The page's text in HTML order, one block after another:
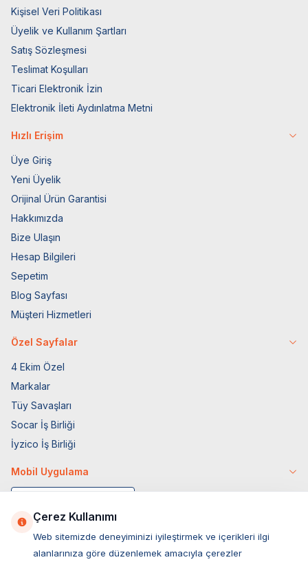
Kişisel Veri Politikası
Üyelik ve Kullanım Şartları
Satış Sözleşmesi
Teslimat Koşulları
Ticari Elektronik İzin
Elektronik İleti Aydınlatma Metni
Hızlı Erişim
Üye Giriş
Yeni Üyelik
Orijinal Ürün Garantisi
Hakkımızda
Bize Ulaşın
Hesap Bilgileri
Sepetim
Blog Sayfası
Müşteri Hizmetleri
Özel Sayfalar
4 Ekim Özel
Markalar
Tüy Savaşları
Socar İş Birliği
İyzico İş Birliği
Mobil Uygulama
Çerez Kullanımı
Web sitemizde deneyiminizi iyileştirmek ve içerikleri ilgi
alanlarınıza göre düzenlemek amacıyla çerezler